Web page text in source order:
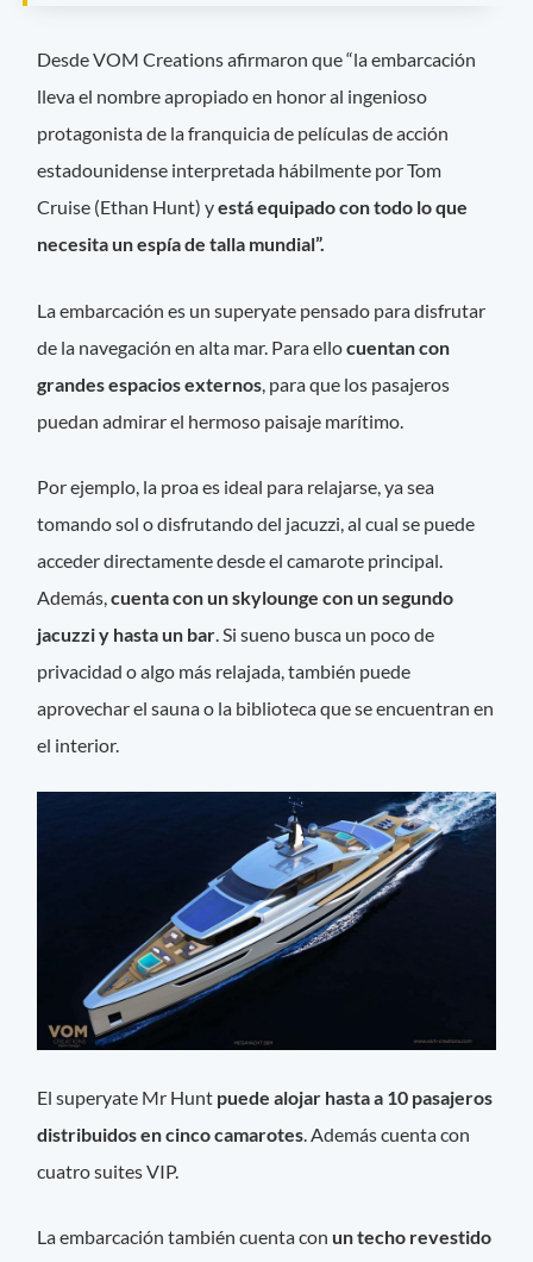
Desde VOM Creations afirmaron que “la embarcación
lleva el nombre apropiado en honor al ingenioso
protagonista de la franquicia de películas de acción
estadounidense interpretada hábilmente por Tom
Cruise (Ethan Hunt) yestá equipado con todo lo que
necesita un espía de talla mundial”.
La embarcación es un superyate pensado para disfrutar
de la navegación en alta mar. Para ellocuentan con
grandes espacios externos , para que los pasajeros
puedan admirar el hermoso paisaje marítimo.
Por ejemplo, la proa es ideal para relajarse, ya sea
tomando sol o disfrutando del jacuzzi, al cual se puede
acceder directamente desde el camarote principal.
Además,cuenta con un skylounge con un segundo
jacuzzi y hasta un bar . Si sueno busca un poco de
privacidad o algo más relajada, también puede
aprovechar el sauna o la biblioteca que se encuentran en
el interior.
El superyate Mr Hunt puede alojar hasta a 10 pasajeros
distribuidos en cinco camarotes . Además cuenta con
cuatro suites VIP.
La embarcación también cuenta con un techo revestido